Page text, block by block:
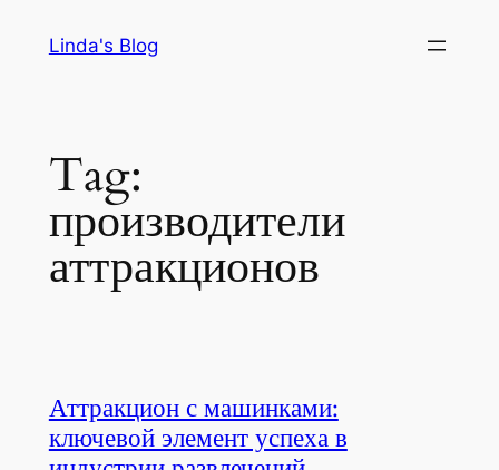
Linda's Blog
Tag:
производители
аттракционов
Аттракцион с машинками:
ключевой элемент успеха в